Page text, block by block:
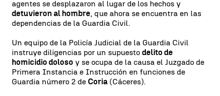
agentes se desplazaron al lugar de los hechos y
detuvieron al hombre, que ahora se encuentra en las
dependencias de la Guardia Civil.
Un equipo de la Policía Judicial de la Guardia Civil
instruye diligencias por un supuesto delito de
homicidio doloso y se ocupa de la causa el Juzgado de
Primera Instancia e Instrucción en funciones de
Guardia número 2 de Coria (Cáceres).